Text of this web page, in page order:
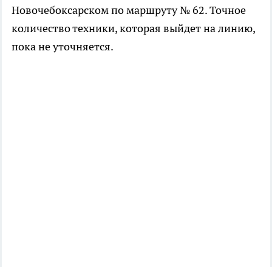
Новочебоксарском по маршруту № 62. Точное
количество техники, которая выйдет на линию,
пока не уточняется.